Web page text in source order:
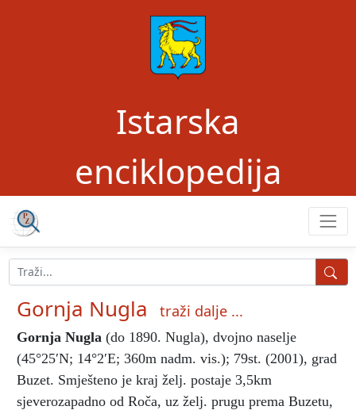
Istarska
enciklopedija
Gornja Nugla traži dalje ...
Gornja Nugla (do 1890. Nugla), dvojno naselje
(45°25′N; 14°2′E; 360m nadm. vis.); 79st. (2001), grad
Buzet. Smješteno je kraj želj. postaje 3,5km
sjeverozapadno od Roča, uz želj. prugu prema Buzetu,